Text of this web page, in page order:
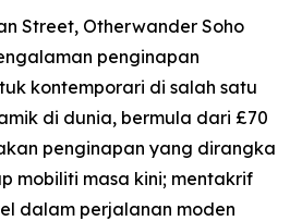
Street, Otherwander Soho
penginapan
kontemporari di salah satu
di dunia, bermula dari £70
penginapan yang dirangka
mobiliti masa kini; mentakrif
dalam perjalanan moden